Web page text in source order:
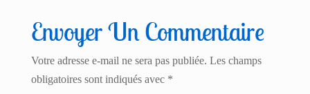
Envoyer Un Commentaire
Votre adresse e-mail ne sera pas publiée. Les champs
obligatoires sont indiqués avec *